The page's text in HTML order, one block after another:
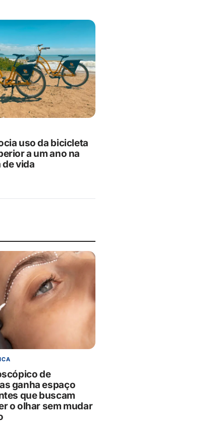
uso da bicicleta
a um ano na
vida
de
ganha espaço
que buscam
o olhar sem mudar